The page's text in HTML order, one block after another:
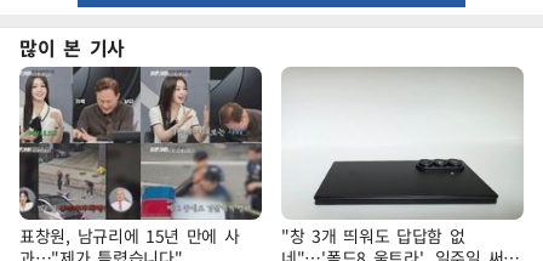
많이 본 기사
표창원, 남규리에 15년 만에 사
"창 3개 띄워도 답답함 없